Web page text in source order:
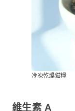
冷凍乾燥貓糧
維生素 A